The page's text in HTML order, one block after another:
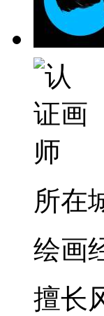
所在
绘画
擅长